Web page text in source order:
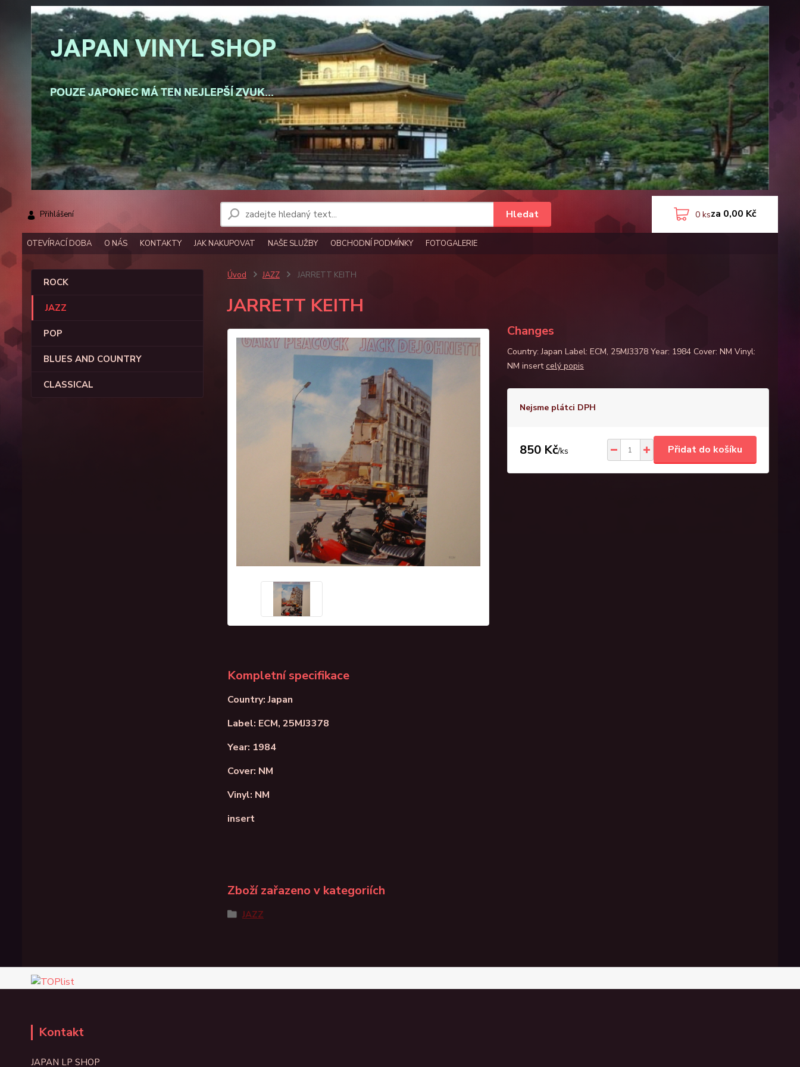
OTEVÍRACÍ DOBA O NÁS KONTAKTY JAK NAKUPOVAT NAŠE SLUŽBY OBCHODNÍ PODMÍNKY FOTOGALERIE
Přihlášení Hledat 0 ksza 0,00 Kč
ROCK
JAZZ
POP
BLUES AND COUNTRY
CLASSICAL
Úvod JAZZ JARRETT KEITH
JARRETT KEITH
Changes
Country: Japan Label: ECM, 25MJ3378 Year: 1984 Cover: NM Vinyl:
NM insertcelý popis
Nejsme plátci DPH
850 Kč/ks Přidat do košíku
Kompletní specifikace
Country: Japan
Label: ECM, 25MJ3378
Year: 1984
Cover: NM
Vinyl: NM
insert
Zboží zařazeno v kategoriích
JAZZ
Kontakt
JAPAN LP SHOP